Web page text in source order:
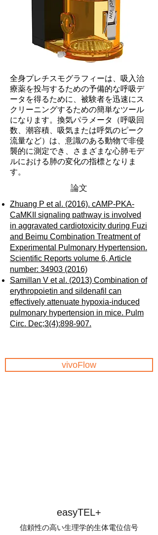
全身プレチスモグラフィーは、吸入治
療薬を投与するための予備的な呼吸デ
ータを得るために、被験者を迅速にス
クリーニングするための簡単なツール
になります。換気パラメータ（呼吸回
数、潮容積、吸気または呼気のピーク
流量など）は、意識のある動物で非侵
襲的に測定でき、さまざまな心肺モデ
ルにおける肺の変化の指標となりま
す。
論文
Zhuang P et al. (2016). cAMP-PKA-
CaMKII signaling pathway is involved
in aggravated cardiotoxicity during Fuzi
and Beimu Combination Treatment of
Experimental Pulmonary Hypertension.
Scientific Reports volume 6, Article
number: 34903 (2016)
Samillan V et al. (2013) Combination of
erythropoietin and sildenafil can
effectively attenuate hypoxia-induced
pulmonary hypertension in mice. Pulm
Circ. Dec;3(4):898-907.
vivoFlow
easyTEL+
信頼性の高い生理学的生体電位信号